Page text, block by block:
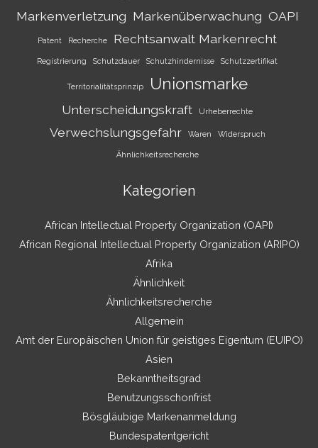
Markenverletzung Markenüberwachung OAPI
Patent Recherche Rechtsanwalt Markenrecht
Registrierung Schutzdauer Schutzhindernisse Schutzzertifikat
Territorialitätsprinzip Unionsmarke
Unterscheidungskraft Urheberrechte
Verwechslungsgefahr Waren Widerspruch
Ähnlichkeitsrecherche
Kategorien
African Intellectual Property Organization (OAPI)
African Regional Intellectual Property Organization (ARIPO)
Afrika
Ähnlichkeit
Ähnlichkeitsrecherche
Allgemein
Amt der Europäischen Union für geistiges Eigentum (EUIPO)
Asien
Bekanntheitsgrad
Benutzungsschonfrist
Bösgläubige Markenanmeldung
Bundespatentgericht